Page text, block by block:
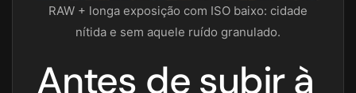
RAW + longa exposição com ISO baixo: cidade
nítida e sem aquele ruído granulado.
Antes de subir à